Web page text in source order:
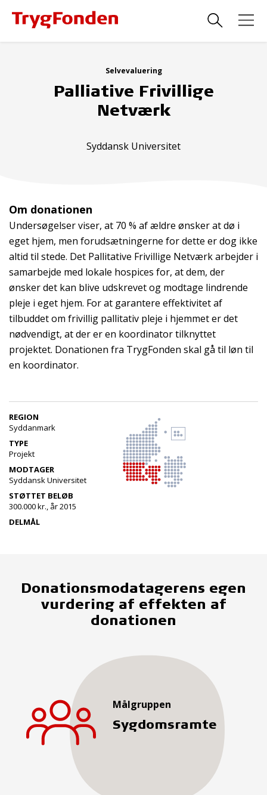
Selvevaluering
Palliative Frivillige
Netværk
Syddansk Universitet
Om donationen
Undersøgelser viser, at 70 % af ældre ønsker at dø i
eget hjem, men forudsætningerne for dette er dog ikke
altid til stede. Det Pallitative Frivillige Netværk arbejder i
samarbejde med lokale hospices for, at dem, der
ønsker det kan blive udskrevet og modtage lindrende
pleje i eget hjem. For at garantere effektivitet af
tilbuddet om frivillig pallitativ pleje i hjemmet er det
nødvendigt, at der er en koordinator tilknyttet
projektet. Donationen fra TrygFonden skal gå til løn til
en koordinator.
REGION
Syddanmark
TYPE
Projekt
MODTAGER
Syddansk Universitet
STØTTET BELØB
300.000 kr., år 2015
DELMÅL
Donationsmodatagerens egen
vurdering af effekten af
donationen
Målgruppen
Sygdomsramte